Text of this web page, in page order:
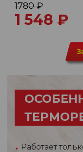
1780 ₽
1 548 ₽
Работает